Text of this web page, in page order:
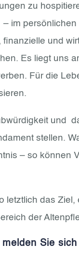
zu
im
und
Es liegt uns
Für die
und
stellen.
– so können
letztlich das Ziel,
der
Sie